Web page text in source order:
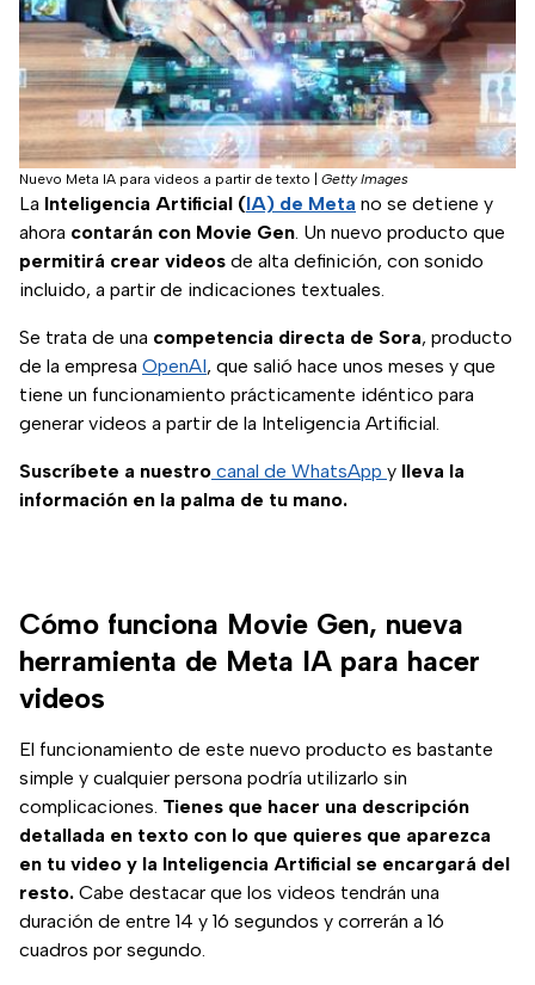
Nuevo Meta IA para videos a partir de texto Getty Images
La Inteligencia Artificial (IA) de Meta no se detiene y
ahora contarán con Movie Gen. Un nuevo producto que
permitirá crear videos de alta definición, con sonido
incluido, a partir de indicaciones textuales.
Se trata de una competencia directa de Sora, producto
de la empresa OpenAI, que salió hace unos meses y que
tiene un funcionamiento prácticamente idéntico para
generar videos a partir de la Inteligencia Artificial.
Suscríbete a nuestro canal de WhatsApp y lleva la
información en la palma de tu mano.
Cómo funciona Movie Gen, nueva
herramienta de Meta IA para hacer
videos
El funcionamiento de este nuevo producto es bastante
simple y cualquier persona podría utilizarlo sin
complicaciones. Tienes que hacer una descripción
detallada en texto con lo que quieres que aparezca
en tu video y la Inteligencia Artificial se encargará del
resto. Cabe destacar que los videos tendrán una
duración de entre 14 y 16 segundos y correrán a 16
cuadros por segundo.